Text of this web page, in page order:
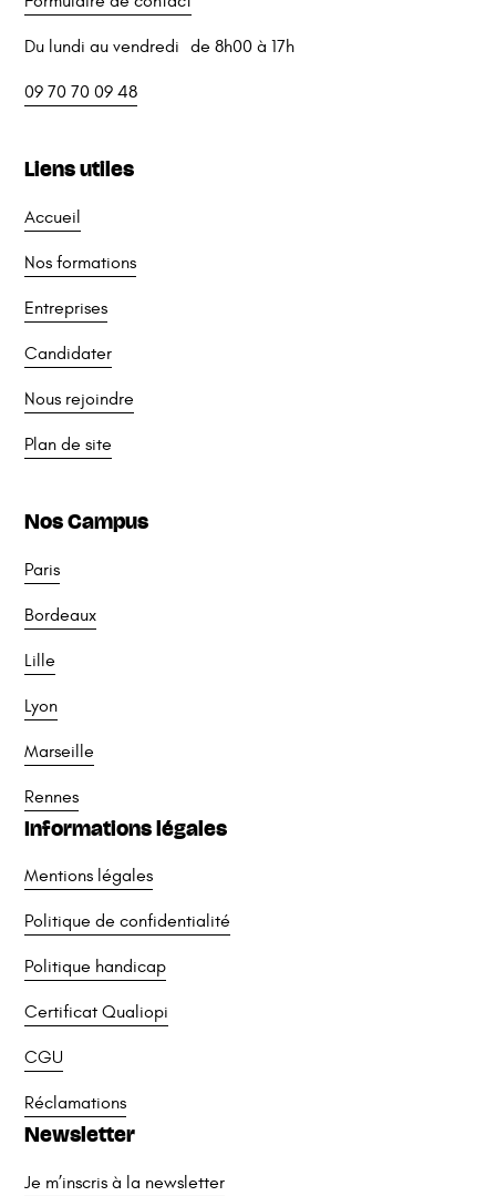
Du lundi au vendredi de 8h00 à 17h
09 70 70 09 48
Liens utiles
Accueil
Nos formations
Entreprises
Candidater
Nous rejoindre
Plan de site
Nos Campus
Paris
Bordeaux
Lille
Lyon
Marseille
Rennes
Informations légales
Mentions légales
Politique de confidentialité
Politique handicap
Certificat Qualiopi
CGU
Réclamations
Newsletter
Je m’inscris à la newsletter